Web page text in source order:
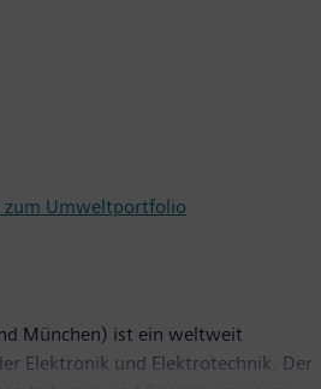
zum Umweltportfolio
München) ist ein weltweit
Elektronik und Elektrotechnik. Der